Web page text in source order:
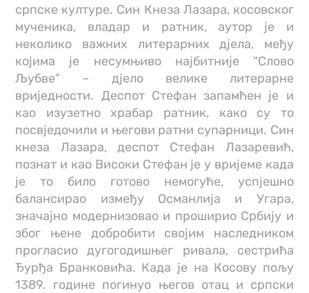
српске културе. Син Кнеза Лазара, косовског
мученика, владар и ратник, аутор је и
неколико важних литерарних дјела, међу
којима је несумњиво најбитније “Слово
Љубве” – дјело велике литерарне
вриједности. Деспот Стефан запамћен је и
као изузетно храбар ратник, како су то
посвједочили и његови ратни супарници. Син
кнеза Лазара, деспот Стефан Лазаревић,
познат и као Високи Стефан је у вријеме када
је то било готово немогуће, успјешно
балансирао између Османлија и Угара,
значајно модернизовао и проширио Србију и
због њене добробити својим наследником
прогласио дугогодишњег ривала, сестрића
Ђурђа Бранковића. Када је на Косову пољу
1389. године погинуо његов отац и српски